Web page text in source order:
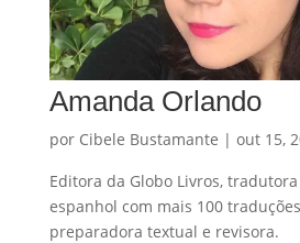
Amanda Orlando
por Cibele Bustamante | out 15,
Editora da Globo Livros,
espanhol com mais 100
preparadora textual e revisora.